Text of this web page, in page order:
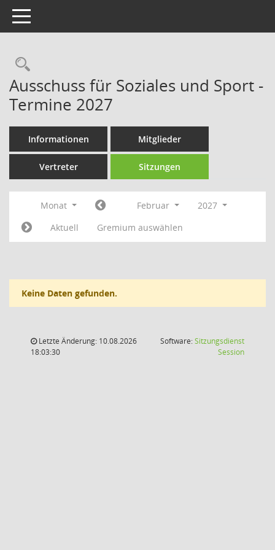
Toggle navigation
Rechercheauswahl
Ausschuss für Soziales und Sport -
Termine 2027
Informationen Mitglieder
Vertreter Sitzungen
Monat Februar
2027
Aktuell
Gremium auswählen
Keine Daten gefunden.
Letzte Änderung: 10.08.2026
18:03:30
Software:Sitzungsdienst
Session(Wird in